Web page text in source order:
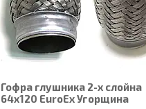
Гофра глушника 2-х слойна
64x120 EuroEx Угорщина